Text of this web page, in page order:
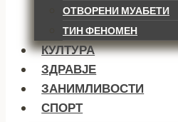
ОТВОРЕНИ МУАБЕТИ
ТИН ФЕНОМЕН
КУЛТУРА
ЗДРАВЈЕ
ЗАНИМЛИВОСТИ
СПОРТ